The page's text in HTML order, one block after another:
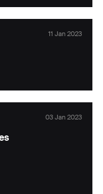
11 Jan 2023
03 Jan 2023